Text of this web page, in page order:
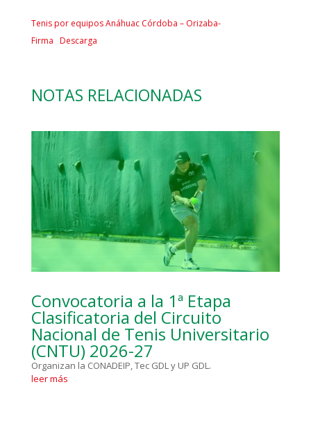
Tenis por equipos Anáhuac Córdoba – Orizaba-
Firma Descarga
NOTAS RELACIONADAS
Convocatoria a la 1ª Etapa
Clasificatoria del Circuito
Nacional de Tenis Universitario
(CNTU) 2026-27
Organizan la CONADEIP, Tec GDL y UP GDL.
leer más